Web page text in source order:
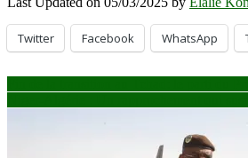
Twitter Facebook WhatsApp
Navigation
de